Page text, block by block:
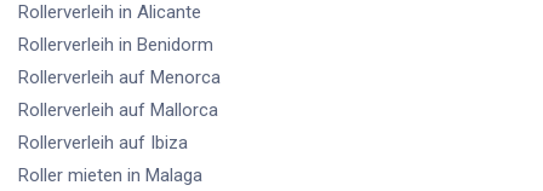
Rollerverleih in Alicante
Rollerverleih in Benidorm
Rollerverleih auf Menorca
Rollerverleih auf Mallorca
Rollerverleih auf Ibiza
Roller mieten in Malaga